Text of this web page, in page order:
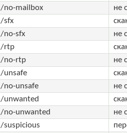
/no-mailbox
не
/sfx
/no-sfx
не
/rtp
/no-rtp
не
/unsafe
/no-unsafe
не
/unwanted
/no-unwanted
не
/suspicious